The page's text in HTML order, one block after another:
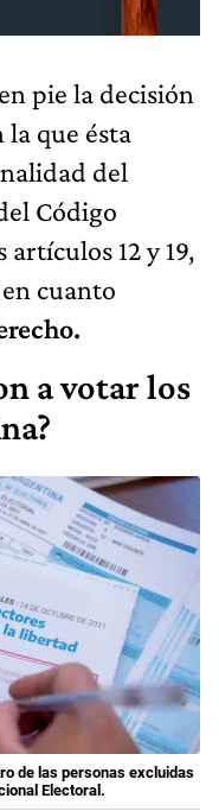
pie la decisión
la que ésta
del
Código
12 y 19,
cuanto
a votar los
de las personas excluidas
Electoral.